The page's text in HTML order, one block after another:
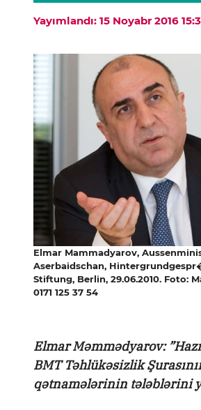
Yayımlandı: 15 Noyabr 2016
Elmar Mammadyarov,
Aserbaidschan,
Stiftung, Berlin, 29.06.2010. Foto:
0171 125 37 54
Elmar Məmmədyarov:
BMT Təhlükəsizlik
qətnamələrinin tələblərini